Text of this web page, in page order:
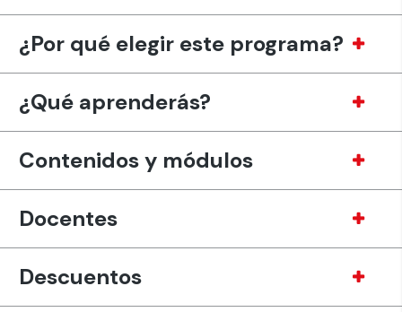
¿Por qué elegir este programa?
¿Qué aprenderás?
Contenidos y módulos
Docentes
Descuentos